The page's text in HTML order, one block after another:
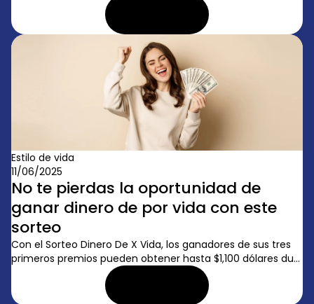
Estilo de vida
11/06/2025
No te pierdas la oportunidad de
ganar dinero de por vida con este
sorteo
Con el Sorteo Dinero De X Vida, los ganadores de sus tres
primeros premios pueden obtener hasta $1,100 dólares du...